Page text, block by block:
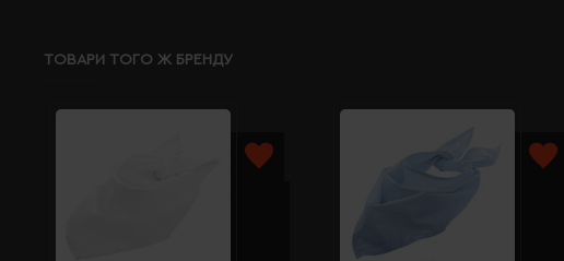
ТОВАРИ ТОГО Ж БРЕНДУ